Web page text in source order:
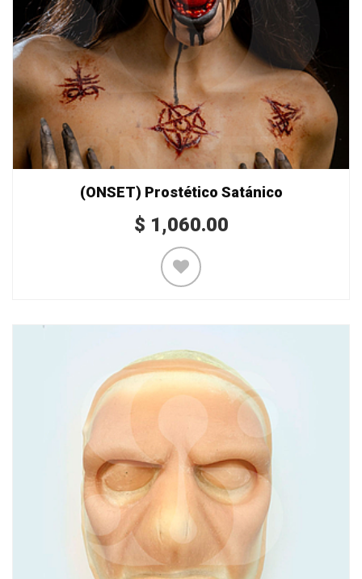
(ONSET) Prostético Satánico
$ 1,060.00